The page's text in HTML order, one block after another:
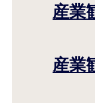
産業
産業